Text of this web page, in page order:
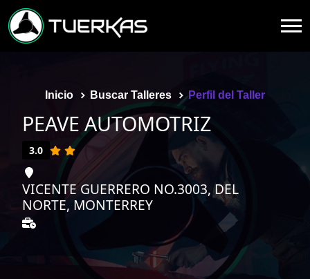
Inicio Buscar Talleres Perfil del Taller
PEAVE AUTOMOTRIZ
3.0
VICENTE GUERRERO NO.3003, DEL
NORTE, MONTERREY